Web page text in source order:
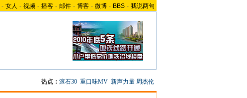
- 女人 - 视频 - 播客 - 邮件 - 博客 - 微博 - BBS - 我说两句
热点： 滚石30 重口味MV 新声力量 周杰伦